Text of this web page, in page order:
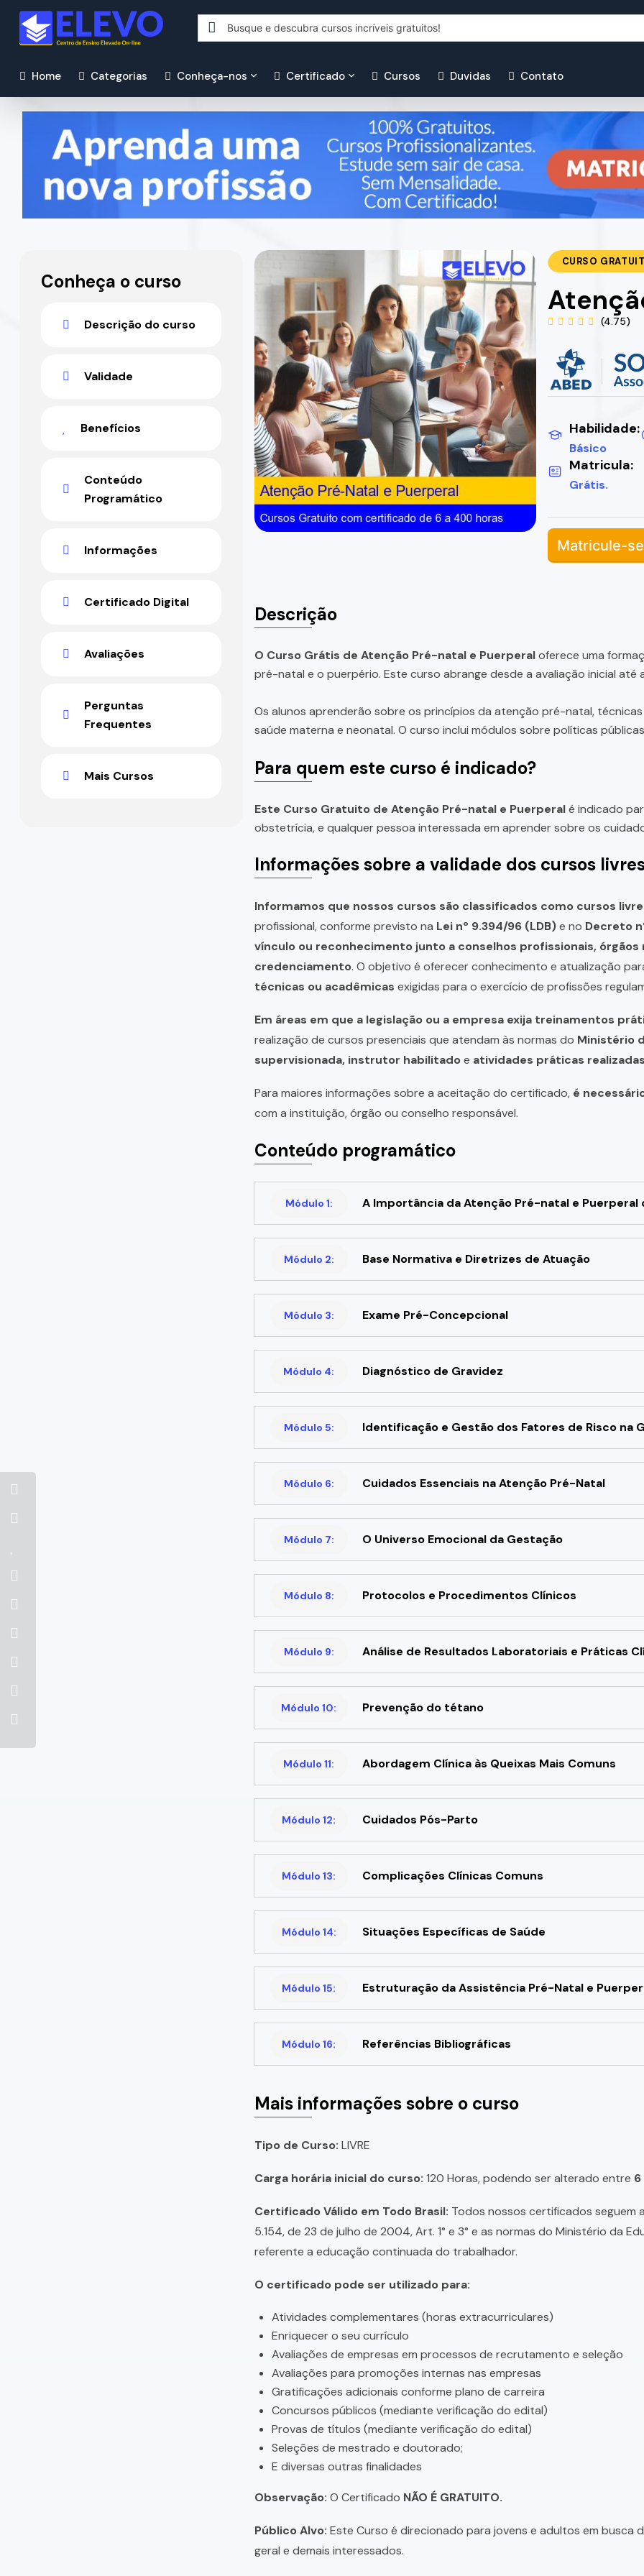
Home Categorias Conheça-nos Certificado Cursos Duvidas Contato
CURSO
(4.75)
Habilidade:
Básico
Matricula:
Grátis.
Matricule-se
Descrição
O Curso Grátis de Atenção Pré-natal e Puerperaloferece uma
pré-natal e o puerpério. Este curso abrange desde a avaliação inicial até
Os alunos aprenderão sobre os princípios da atenção pré-natal,
saúde materna e neonatal. O curso inclui módulos sobre políticas
Para quem este curso é indicado?
Este Curso Gratuito de Atenção Pré-natal e Puerperalé indicado
obstetrícia, e qualquer pessoa interessada em aprender sobre os
Informações sobre a validade dos cursos
Informamos que nossos cursos são classificados como cursos
profissional, conforme previsto na Lei nº 9.394/96 (LDB)e no Decreto
vínculo ou reconhecimento junto a conselhos profissionais,
credenciamento. O objetivo é oferecer conhecimento e atualização
técnicas ou acadêmicas exigidas para o exercício de profissões
Em áreas em que a legislação ou a empresa exija treinamentos
realização de cursos presenciais que atendam às normas do Ministério
supervisionada, instrutor habilitadoe atividades práticas
Para maiores informações sobre a aceitação do certificado, é
com a instituição, órgão ou conselho responsável.
Conteúdo programático
Módulo 1: A Importância da Atenção Pré-natal e Puerperal
Módulo 2: Base Normativa e Diretrizes de Atuação
Módulo 3: Exame Pré-Concepcional
Módulo 4: Diagnóstico de Gravidez
Módulo 5: Identificação e Gestão dos Fatores de Risco na
Módulo 6: Cuidados Essenciais na Atenção Pré-Natal
Módulo 7: O Universo Emocional da Gestação
Módulo 8: Protocolos e Procedimentos Clínicos
Módulo 9: Análise de Resultados Laboratoriais e Práticas
Módulo 10: Prevenção do tétano
Módulo 11: Abordagem Clínica às Queixas Mais Comuns
Módulo 12: Cuidados Pós-Parto
Módulo 13: Complicações Clínicas Comuns
Módulo 14: Situações Específicas de Saúde
Módulo 15: Estruturação da Assistência Pré-Natal e
Módulo 16: Referências Bibliográficas
Mais informações sobre o curso
Tipo de Curso: LIVRE
Carga horária inicial do curso: 120 Horas, podendo ser alterado entre 6
Certificado Válido em Todo Brasil: Todos nossos certificados seguem
5.154, de 23 de julho de 2004, Art. 1° e 3° e as normas do Ministério da
referente a educação continuada do trabalhador.
O certificado pode ser utilizado para:
Atividades complementares (horas extracurriculares)
Enriquecer o seu currículo
Avaliações de empresas em processos de recrutamento e seleção
Avaliações para promoções internas nas empresas
Gratificações adicionais conforme plano de carreira
Concursos públicos (mediante verificação do edital)
Provas de títulos (mediante verificação do edital)
Seleções de mestrado e doutorado;
E diversas outras finalidades
Observação: O Certificado NÃO É GRATUITO.
Público Alvo: Este Curso é direcionado para jovens e adultos em busca
geral e demais interessados.
Conheça o curso
Descrição do curso
Validade
Benefícios
Conteúdo
Programático
Informações
Certificado Digital
Avaliações
Perguntas
Frequentes
Mais Cursos